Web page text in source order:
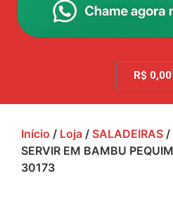
R$ 0,00
Início / Loja / SALADEIRAS /
SERVIR EM BAMBU
30173